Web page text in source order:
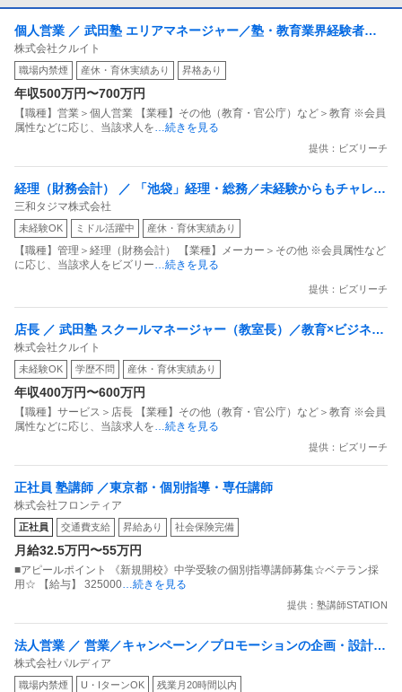
個人営業 ／ 武田塾 エリアマネージャー／塾・教育業界経験者歓
迎／年収500〜700万
株式会社クルイト
職場内禁煙 産休・育休実績あり 昇格あり
年収500万円〜700万円
【職種】営業＞個人営業 【業種】その他（教育・官公庁）など＞教育 ※会員
属性などに応じ、当該求人を…続きを見る
提供：ビズリーチ
経理（財務会計） ／ 「池袋」経理・総務／未経験からもチャレン
ジ可／年休125日／土日祝休／残業月20H程度／上場G
三和タジマ株式会社
未経験OK ミドル活躍中 産休・育休実績あり
【職種】管理＞経理（財務会計） 【業種】メーカー＞その他 ※会員属性など
に応じ、当該求人をビズリー…続きを見る
提供：ビズリーチ
店長 ／ 武田塾 スクールマネージャー（教室長）／教育×ビジネス
／未経験歓迎
株式会社クルイト
未経験OK 学歴不問 産休・育休実績あり
年収400万円〜600万円
【職種】サービス＞店長 【業種】その他（教育・官公庁）など＞教育 ※会員
属性などに応じ、当該求人を…続きを見る
提供：ビズリーチ
正社員 塾講師 ／東京都・個別指導・専任講師
株式会社フロンティア
正社員 交通費支給 昇給あり 社会保険完備
月給32.5万円〜55万円
■アピールポイント 《新規開校》中学受験の個別指導講師募集☆ベテラン採
用☆ 【給与】 325000…続きを見る
提供：塾講師STATION
法人営業 ／ 営業／キャンペーン／プロモーションの企画・設計提
案 働きがいのある会社ランキング 5年連続選出
株式会社パルディア
職場内禁煙 U・IターンOK 残業月20時間以内